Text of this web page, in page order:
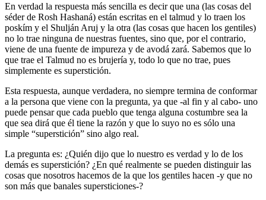
En verdad la respuesta más sencilla es decir que una (las cosas del
séder de Rosh Hashaná) están escritas en el talmud y lo traen los
poskím y el Shulján Aruj y la otra (las cosas que hacen los gentiles)
no lo trae ninguna de nuestras fuentes, sino que, por el contrario,
viene de una fuente de impureza y de avodá zará. Sabemos que lo
que trae el Talmud no es brujería y, todo lo que no trae, pues
simplemente es superstición.
Esta respuesta, aunque verdadera, no siempre termina de conformar
a la persona que viene con la pregunta, ya que -al fin y al cabo- uno
puede pensar que cada pueblo que tenga alguna costumbre sea la
que sea dirá que él tiene la razón y que lo suyo no es sólo una
simple “superstición” sino algo real.
La pregunta es: ¿Quién dijo que lo nuestro es verdad y lo de los
demás es superstición? ¿En qué realmente se pueden distinguir las
cosas que nosotros hacemos de la que los gentiles hacen -y que no
son más que banales supersticiones-?